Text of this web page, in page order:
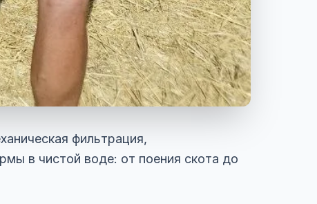
фильтрация,
в чистой воде: от поения скота до